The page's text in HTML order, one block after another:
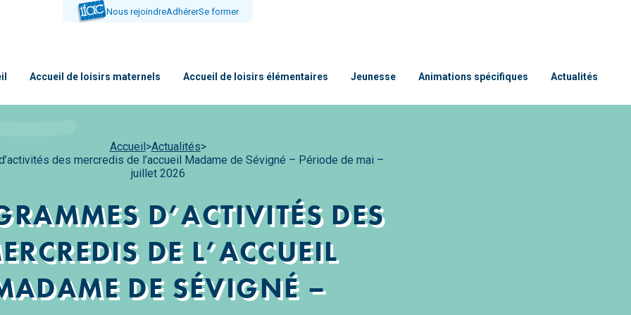
Nous rejoindreAdhérerSe former
Accueil de loisirs maternels Accueil de loisirs élémentaires Jeunesse Animations spécifiques Actualités
Accueil>Actualités>
des mercredis de l’accueil Madame de Sévigné – Période de mai –
juillet 2026
D’ACTIVITÉS DES
DE L’ACCUEIL
DE SÉVIGNÉ –